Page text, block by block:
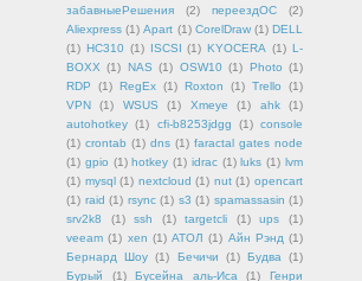
забавныеРешения
(2) переездОС
(2)
Aliexpress (1) Apart (1) CorelDraw (1) DELL
(1) HC310 (1) ISCSI (1) KYOCERA (1) L-
BOXX (1) NAS (1) OSW10 (1) Photo (1)
RDP
(1) RegEx (1) Roxton (1) Trello
(1)
VPN
(1) WSUS (1) Xmeye (1) ahk
(1)
autohotkey (1) cfi-b8253jdgg (1) console
(1) crontab (1) dns (1) faractal gates node
(1) gpio (1) hotkey (1) idrac (1) luks (1) lvm
(1) mysql (1) nextcloud (1) nut (1) opencart
(1) raid (1) rsync (1) s3 (1) spamassasin (1)
srv2k8
(1) ssh (1) targetcli (1) ups
(1)
veeam (1) xen (1) АТОЛ (1) Айн Рэнд (1)
Бернард Шоу (1) Бечичи (1) Будва (1)
Бурый
(1) Бусейна аль-Иса (1) Генри